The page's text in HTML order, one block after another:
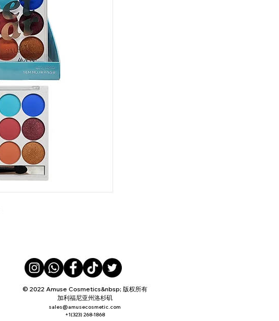
© 2022 Amuse Cosmetics&nbsp; 版权所有
加利福尼亚州洛杉矶
sales@amusecosmetic.com
+1(323) 268-1868